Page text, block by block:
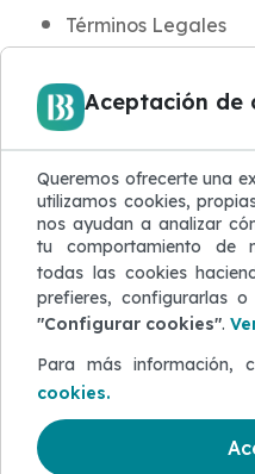
Aceptación de
Queremos ofrecerte una
utilizamos cookies,
nos ayudan a analizar
tu comportamiento de
todas las cookies
prefieres, configurarlas
"Configurar cookies".
Para más información,
cookies.
Términos Legales
Noticias y
Blog de Seguridad
Protección de Datos
Atención al Cliente
Quejas y
Defensor del Cliente
ACERCA DEL SITIO
Mapa del sitio
Configurar Cookies